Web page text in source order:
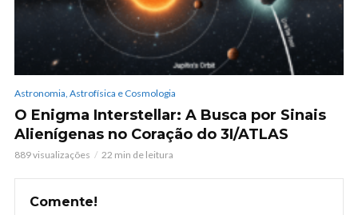
Astronomia, Astrofísica e Cosmologia
O Enigma Interstellar: A Busca por Sinais
Alienígenas no Coração do 3I/ATLAS
889 visualizações 22 min de leitura
Comente!